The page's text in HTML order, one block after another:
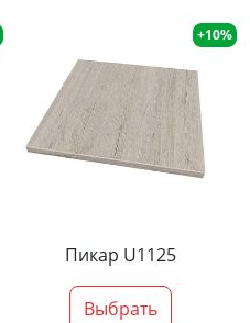
+10%
Пикар U1125
Выбрать